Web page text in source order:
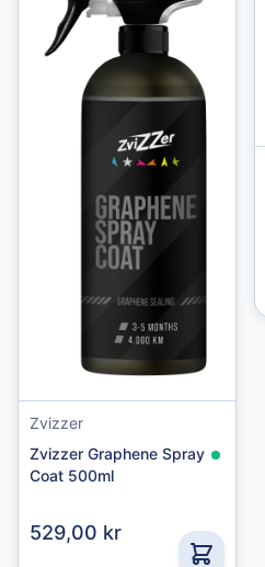
Zvizzer
Zvizzer Graphene Spray
Coat 500ml
529,00 kr